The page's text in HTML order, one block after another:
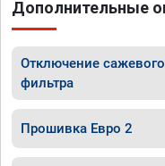
Дополнительные
Отключение сажевого
фильтра
Прошивка Евро 2